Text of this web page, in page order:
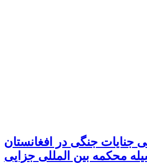
جنایات جنگی در افغانستان
محکمه بین المللی جزایی